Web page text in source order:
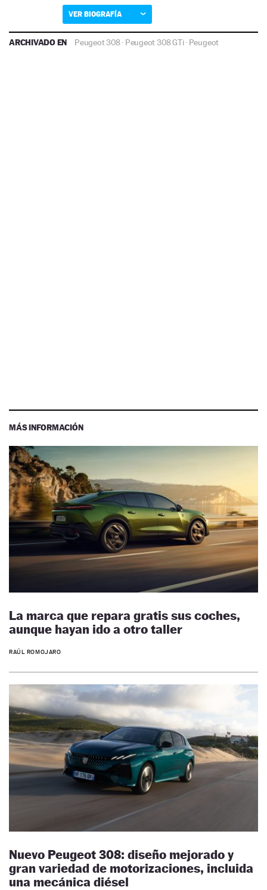
VER BIOGRAFÍA
ARCHIVADO EN Peugeot 308· Peugeot 308 GTi· Peugeot
MÁS INFORMACIÓN
La marca que repara gratis sus coches,
aunque hayan ido a otro taller
RAÚL ROMOJARO
Nuevo Peugeot 308: diseño mejorado y
gran variedad de motorizaciones, incluida
una mecánica diésel